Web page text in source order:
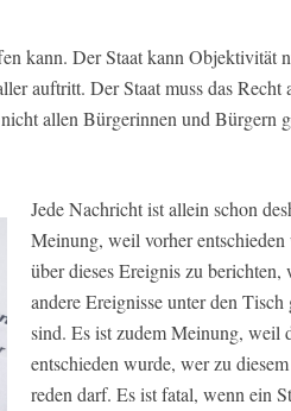
kann. Der Staat kann Objektivität
auftritt. Der Staat muss das Recht
allen Bürgerinnen und Bürgern
Jede Nachricht ist allein schon
Meinung, weil vorher entschieden
über dieses Ereignis zu berichten,
andere Ereignisse unter den Tisch
sind. Es ist zudem Meinung, weil
entschieden wurde, wer zu
reden darf. Es ist fatal, wenn ein